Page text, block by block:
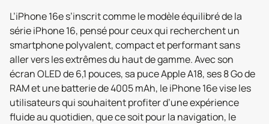
L’iPhone 16e s’inscrit comme le modèle équilibré de la
série iPhone 16, pensé pour ceux qui recherchent un
smartphone polyvalent, compact et performant sans
aller vers les extrêmes du haut de gamme. Avec son
écran OLED de 6,1 pouces, sa puce Apple A18, ses 8 Go de
RAM et une batterie de 4005 mAh, le iPhone 16e vise les
utilisateurs qui souhaitent profiter d’une expérience
fluide au quotidien, que ce soit pour la navigation, le